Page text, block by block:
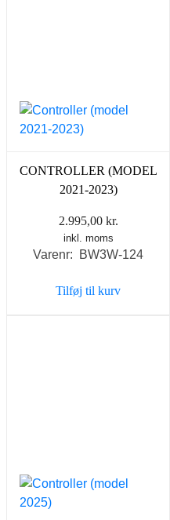
CONTROLLER (MODEL
2021-2023)
2.995,00 kr.
inkl. moms
Varenr: BW3W-124
Tilføj til kurv